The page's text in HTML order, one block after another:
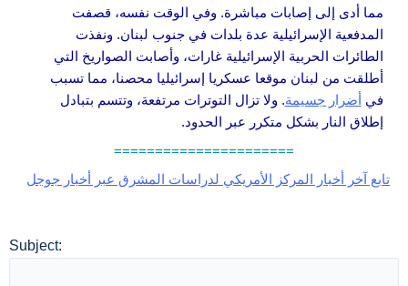
مما أدى إلى إصابات مباشرة. وفي الوقت نفسه، قصفت
المدفعية الإسرائيلية عدة بلدات في جنوب لبنان. ونفذت
الطائرات الحربية الإسرائيلية غارات، وأصابت الصواريخ التي
أطلقت من لبنان موقعا عسكريا إسرائيليا محصنا، مما تسبب
في أضرار جسيمة. ولا تزال التوترات مرتفعة، وتتسم بتبادل
إطلاق النار بشكل متكرر عبر الحدود.
======================
تابع آخر أخبار المركز الأمريكي لدراسات المشرق عبر أخبار جوجل
Subject: